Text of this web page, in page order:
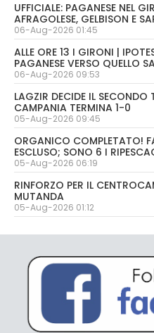
UFFICIALE: PAGANESE NEL
AFRAGOLESE, GELBISON E
06-Aug-2026 01:45
ALLE ORE 13 I GIRONI |
PAGANESE VERSO QUELLO
06-Aug-2026 09:53
LAGZIR DECIDE IL SECONDO
CAMPANIA TERMINA 1-0
05-Aug-2026 09:45
ORGANICO COMPLETATO!
ESCLUSO; SONO 6 I
05-Aug-2026 06:19
RINFORZO PER IL
MUTANDA
05-Aug-2026 01:12